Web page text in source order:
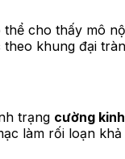
cho thấy mô
khung đại
trạng cường kinh
làm rối loạn